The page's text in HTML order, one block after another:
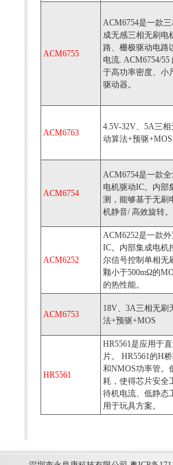
ACM6755
ACM6754是一款
成无感三相无刷电
路、栅极驱动电路
电流. ACM6754/
于高功率密度、小
驱动器。
ACM6763
4.5V-32V、5A三
动算法+预驱+MOS
ACM6754
ACM6754是一款
电机驱动IC。内部
测，能够基于无刷
机静音/ 高效旋转。
ACM6252
ACM6252是一款
IC。内部集成电机
尔信号控制单相无
颗小于500mΩ的
的热性能。
ACM6753
18V、3A三相无刷
法+预驱+MOS
HR5561
HR5561是应用于
片。 HR5561的H
和NMOS功率管。
耗，使得芯片安全
待机电流、低静态
用于玩具方案。